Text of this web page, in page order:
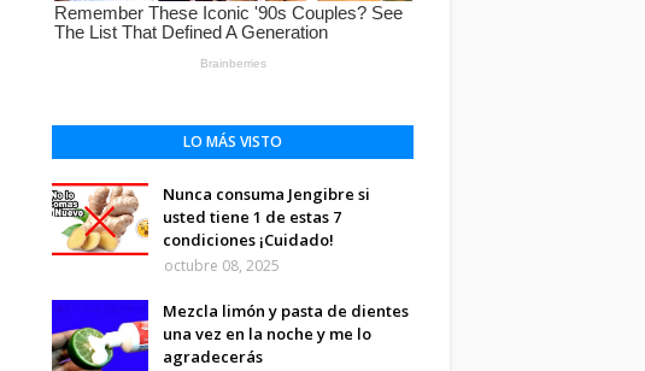
LO MÁS VISTO
Nunca consuma Jengibre si
usted tiene 1 de estas 7
condiciones ¡Cuidado!
octubre 08, 2025
Mezcla limón y pasta de dientes
una vez en la noche y me lo
agradecerás